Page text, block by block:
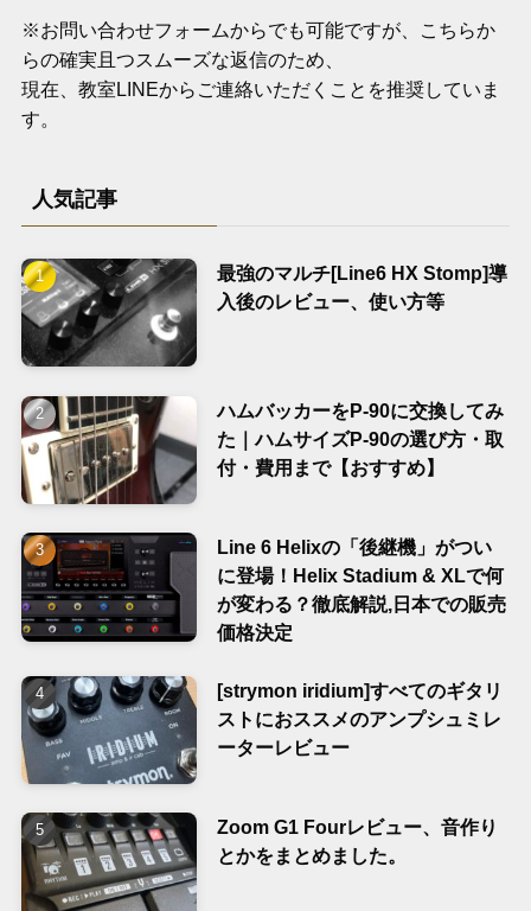
※お問い合わせフォームからでも可能ですが、こちらか
らの確実且つスムーズな返信のため、
現在、教室LINEからご連絡いただくことを推奨していま
す。
人気記事
最強のマルチ[Line6 HX Stomp]導
入後のレビュー、使い方等
ハムバッカーをP-90に交換してみ
た｜ハムサイズP-90の選び方・取
付・費用まで【おすすめ】
Line 6 Helixの「後継機」がつい
に登場！Helix Stadium & XLで何
が変わる？徹底解説,日本での販売
価格決定
[strymon iridium]すべてのギタリ
ストにおススメのアンプシュミレ
ーターレビュー
Zoom G1 Fourレビュー、音作り
とかをまとめました。